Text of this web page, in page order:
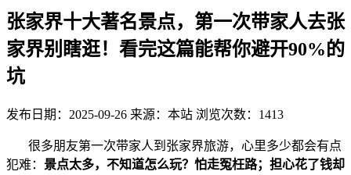
张家界十大著名景点，第一次带家人去张
家界别瞎逛！看完这篇能帮你避开90%的
坑
发布日期：2025-09-26 来源：本站 浏览次数：1413
很多朋友第一次带家人到张家界旅游，心里多少都会有点
犯难： 景点太多，不知道怎么玩？怕走冤枉路；担心花了钱却